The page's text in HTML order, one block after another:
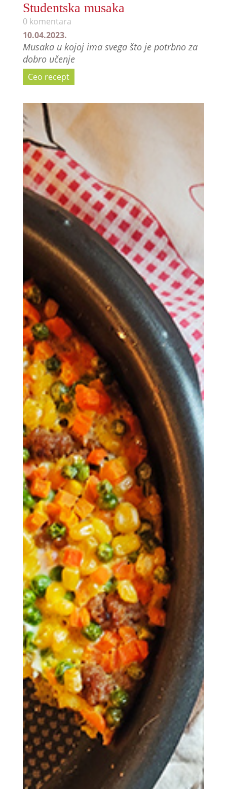
Studentska musaka
0 komentara
10.04.2023.
Musaka u kojoj ima svega što je potrbno za
dobro učenje
Ceo recept